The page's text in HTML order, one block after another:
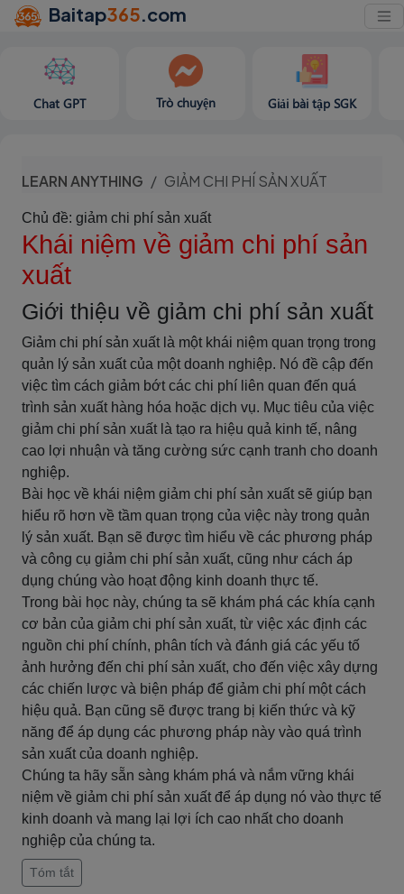
Baitap365.com
Chat GPT Trò chuyện Giải bài tập SGK
LEARN ANYTHING GIẢM CHI PHÍ SẢN XUẤT
Chủ đề: giảm chi phí sản xuất
Khái niệm về giảm chi phí sản
xuất
Giới thiệu về giảm chi phí sản xuất
Giảm chi phí sản xuất là một khái niệm quan trọng trong
quản lý sản xuất của một doanh nghiệp. Nó đề cập đến
việc tìm cách giảm bớt các chi phí liên quan đến quá
trình sản xuất hàng hóa hoặc dịch vụ. Mục tiêu của việc
giảm chi phí sản xuất là tạo ra hiệu quả kinh tế, nâng
cao lợi nhuận và tăng cường sức cạnh tranh cho doanh
nghiệp.
Bài học về khái niệm giảm chi phí sản xuất sẽ giúp bạn
hiểu rõ hơn về tầm quan trọng của việc này trong quản
lý sản xuất. Bạn sẽ được tìm hiểu về các phương pháp
và công cụ giảm chi phí sản xuất, cũng như cách áp
dụng chúng vào hoạt động kinh doanh thực tế.
Trong bài học này, chúng ta sẽ khám phá các khía cạnh
cơ bản của giảm chi phí sản xuất, từ việc xác định các
nguồn chi phí chính, phân tích và đánh giá các yếu tố
ảnh hưởng đến chi phí sản xuất, cho đến việc xây dựng
các chiến lược và biện pháp để giảm chi phí một cách
hiệu quả. Bạn cũng sẽ được trang bị kiến thức và kỹ
năng để áp dụng các phương pháp này vào quá trình
sản xuất của doanh nghiệp.
Chúng ta hãy sẵn sàng khám phá và nắm vững khái
niệm về giảm chi phí sản xuất để áp dụng nó vào thực tế
kinh doanh và mang lại lợi ích cao nhất cho doanh
nghiệp của chúng ta.
Tóm tắt